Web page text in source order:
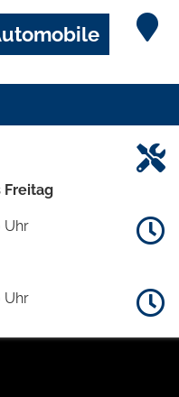
Freitag
Uhr
Uhr